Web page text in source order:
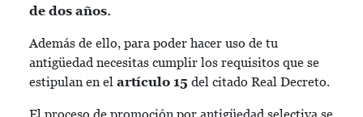
de dos años.
Además de ello, para poder hacer uso de tu
antigüedad necesitas cumplir los requisitos que se
estipulan en el artículo 15 del citado Real Decreto.